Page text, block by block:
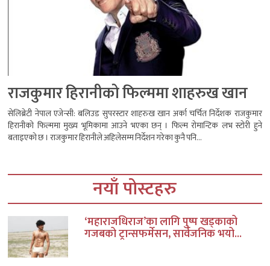
राजकुमार हिरानीको फिल्ममा शाहरुख खान
सेलिब्रेटी नेपाल एजेन्सी: बलिउड सुपरस्टार शाहरुख खान अर्का चर्चित निर्देशक राजकुमार
हिरानीको फिल्ममा मुख्य भूमिकामा आउने भएका छन् । फिल्म रोमान्टिक लभ स्टोरी हुने
बताइएको छ । राजकुमार हिरानीले अहिलेसम्म निर्देशन गरेका कुनै पनि...
नयाँ पोस्टहरु
‘महाराजधिराज’का लागि पुष्प खड्काको
गजबको ट्रान्सफर्मेसन, सार्वजनिक भयो...